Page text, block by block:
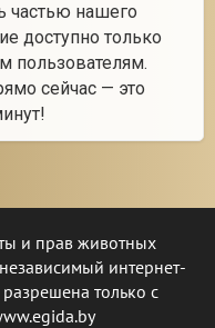
частью нашего
доступно только
пользователям.
сейчас — это
и прав животных
интернет-
только с